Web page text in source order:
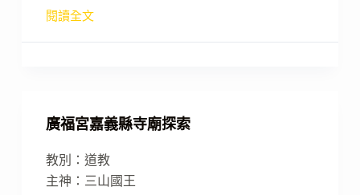
閱讀全文
廣福宮嘉義縣寺廟探索
教別：道教
主神：三山國王